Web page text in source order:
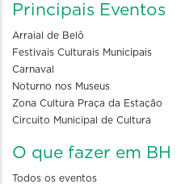
Principais Eventos
Arraial de Belô
Festivais Culturais Municipais
Carnaval
Noturno nos Museus
Zona Cultura Praça da Estação
Circuito Municipal de Cultura
O que fazer em BH
Todos os eventos